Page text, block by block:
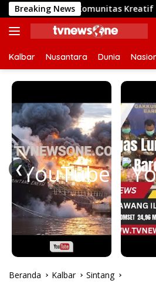
Langsung
ke
konten
Breaking News
Komunitas Kreatif
Kalbar Nusantara Dunia
❮
Beranda Kalbar Sintang